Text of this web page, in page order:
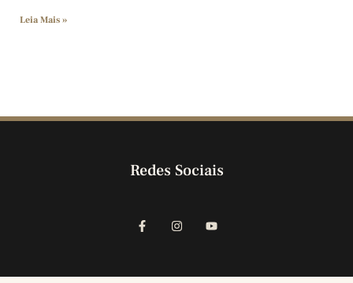
Leia Mais »
Redes Sociais